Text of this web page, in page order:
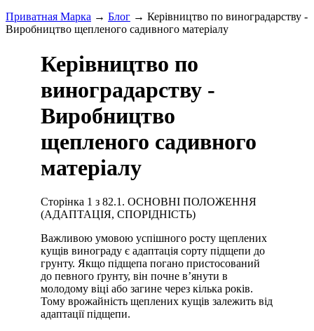
Приватная Марка → Блог → Керівництво по виноградарству -
Виробництво щепленого садивного матеріалу
Керівництво по
виноградарству -
Виробництво
щепленого садивного
матеріалу
Сторінка 1 з 82.1. ОСНОВНІ ПОЛОЖЕННЯ
(АДАПТАЦІЯ, СПОРІДНІСТЬ)
Важливою умовою успішного росту щеплених
кущів винограду є адаптація сорту підщепи до
грунту. Якщо підщепа погано пристосований
до певного ґрунту, він почне в’янути в
молодому віці або загине через кілька років.
Тому врожайність щеплених кущів залежить від
адаптації підщепи.